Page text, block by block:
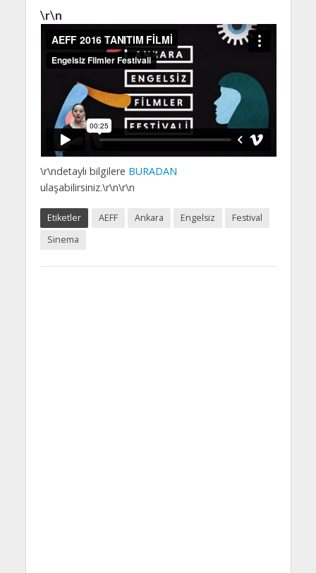
\r\n
\r\ndetaylı bilgilere BURADAN
ulaşabilirsiniz.\r\n\r\n
Etiketler AEFF Ankara Engelsiz
Festival
Sinema